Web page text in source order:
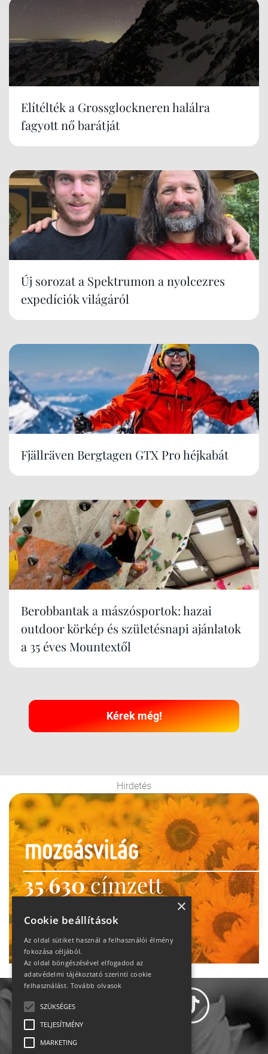
Elítélték a Grossglockneren halálra
fagyott nő barátját
Új sorozat a Spektrumon a nyolcezres
expedíciók világáról
Fjällräven Bergtagen GTX Pro héjkabát
Berobbantak a mászósportok: hazai
outdoor körkép és születésnapi ajánlatok
a 35 éves Mountextől
Kérek még!
Hirdetés
35 630címzett
heti motiváció
Ne maradj le!
×
Cookie beállítások
Az oldal sütiket használ a felhasználói élmény
fokozása céljából.
Az oldal böngészésével elfogadod az
adatvédelmi tájékoztató szerinti cookie
felhasználást. Tovább olvasok
SZÜKSÉGES
TELJESÍTMÉNY
MARKETING